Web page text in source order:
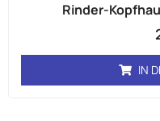
Rinder-
IN